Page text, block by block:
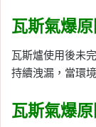
瓦斯氣爆
瓦斯爐使用後未
持續洩漏，當環
瓦斯氣爆